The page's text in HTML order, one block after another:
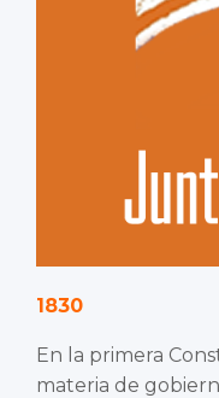
1830
En la primera
materia de